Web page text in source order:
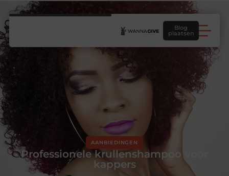
Blog
plaatsen
AANBIEDINGEN
Professionele krullenshampoo voor
kappers